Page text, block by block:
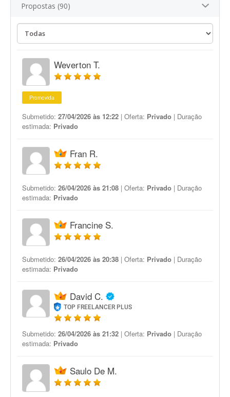
Propostas (90)
Weverton T.
Promovida
Submetido: 27/04/2026 às 12:22 | Oferta: Privado | Duração
estimada: Privado
Fran R.
Submetido: 26/04/2026 às 21:08 | Oferta: Privado | Duração
estimada: Privado
Francine S.
Submetido: 26/04/2026 às 20:38 | Oferta: Privado | Duração
estimada: Privado
David C.
TOP FREELANCER PLUS
Submetido: 26/04/2026 às 21:32 | Oferta: Privado | Duração
estimada: Privado
Saulo De M.